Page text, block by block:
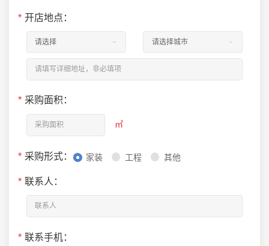
* 开店地点：
* 采购面积：
㎡
* 采购形式： 家装 工程 其他
* 联系人：
* 联系手机：